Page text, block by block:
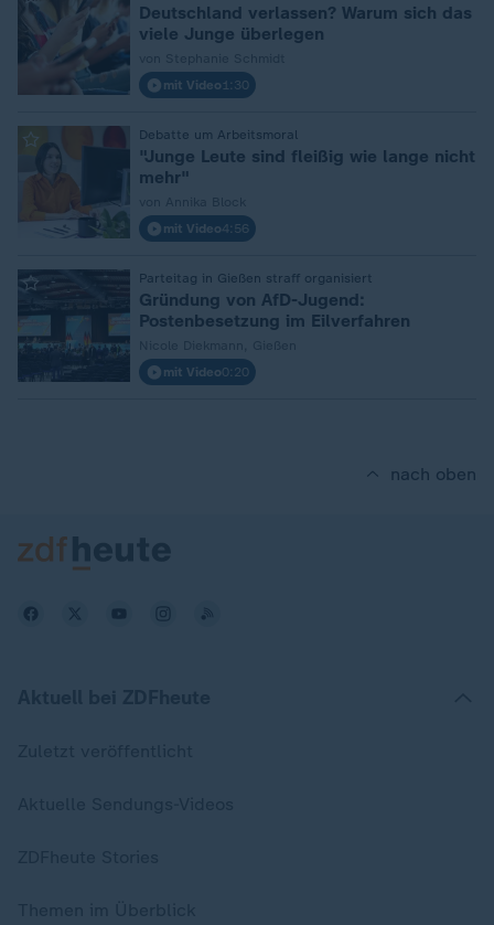
Deutschland verlassen? Warum sich das
viele Junge überlegen
mit Video 1:30
Debatte um Arbeitsmoral
"Junge Leute sind fleißig wie lange nicht
mehr"
mit Video4:56
Parteitag in Gießen straff organisiert
:
Gründung von AfD-Jugend:
Postenbesetzung im Eilverfahren
mit Video0:20
nach oben